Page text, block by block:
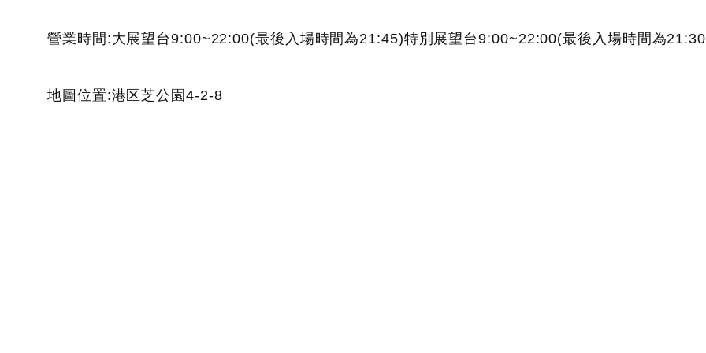
營業時間:大展望台9:00~22:00(最後入場時間為21:45)特別展望台9:00~22:00(最後入場時間為
地圖位置:港区芝公園4-2-8